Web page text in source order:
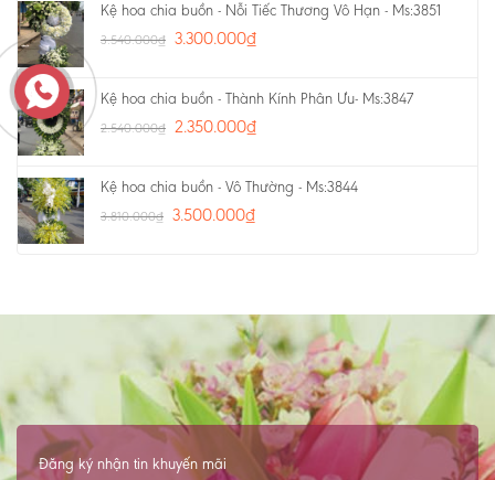
Kệ hoa chia buồn - Nỗi Tiếc Thương Vô Hạn - Ms:3851
3.540.000₫ 3.300.000₫
Kệ hoa chia buồn - Thành Kính Phân Ưu- Ms:3847
2.540.000₫ 2.350.000₫
Kệ hoa chia buồn - Vô Thường - Ms:3844
3.810.000₫ 3.500.000₫
Đăng ký nhận tin khuyến mãi